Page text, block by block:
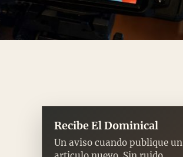
Recibe El Dominical
Un aviso cuando publique un